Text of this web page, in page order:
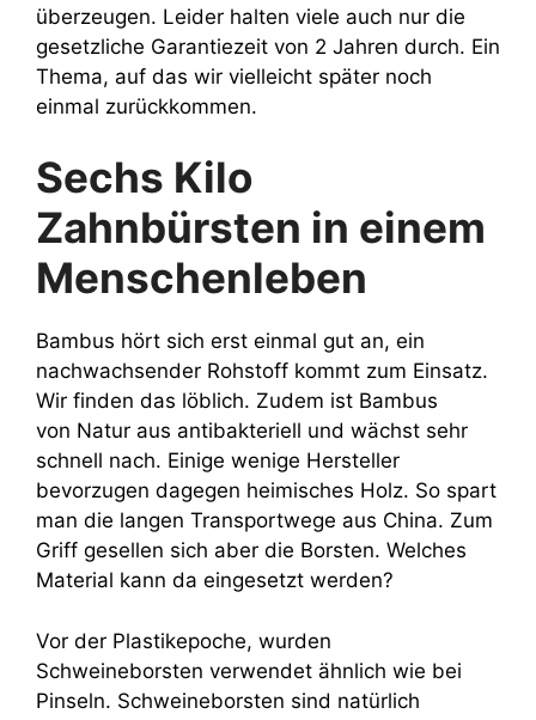
überzeugen. Leider halten viele auch nur die
gesetzliche Garantiezeit von 2 Jahren durch. Ein
Thema, auf das wir vielleicht später noch
einmal zurückkommen.
Sechs Kilo
Zahnbürsten in einem
Menschenleben
Bambus hört sich erst einmal gut an, ein
nachwachsender Rohstoff kommt zum Einsatz.
Wir finden das löblich. Zudem ist Bambus
von Natur aus antibakteriell und wächst sehr
schnell nach. Einige wenige Hersteller
bevorzugen dagegen heimisches Holz. So spart
man die langen Transportwege aus China. Zum
Griff gesellen sich aber die Borsten. Welches
Material kann da eingesetzt werden?
Vor der Plastikepoche, wurden
Schweineborsten verwendet ähnlich wie bei
Pinseln. Schweineborsten sind natürlich